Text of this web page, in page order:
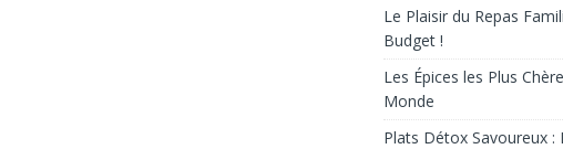
Le Plaisir du Repas
Budget !
Les Épices les Plus
Monde
Plats Détox Savoureux :